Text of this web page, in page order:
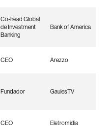
Co-head Global
de Investment
Banking
Bank of America
CEO Arezzo
Fundador GaulesTV
CEO Eletromidia